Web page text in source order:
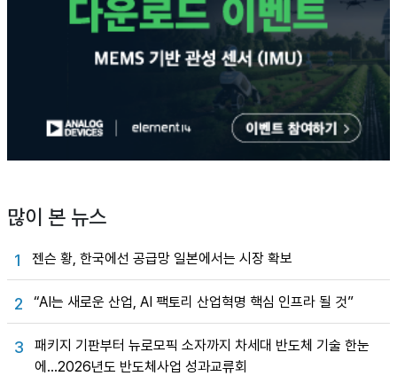
많이 본 뉴스
1 젠슨 황, 한국에선 공급망 일본에서는 시장 확보
2 “AI는 새로운 산업, AI 팩토리 산업혁명 핵심 인프라 될 것”
3
패키지 기판부터 뉴로모픽 소자까지 차세대 반도체 기술 한눈
에…2026년도 반도체사업 성과교류회